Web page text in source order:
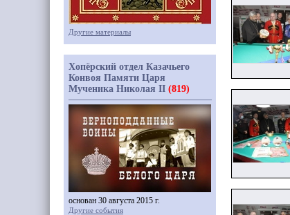
Другие материалы
Хопёрский отдел Казачьего
Конвоя Памяти Царя
Мученика Николая II (819)
основан 30 августа 2015 г.
Другие события